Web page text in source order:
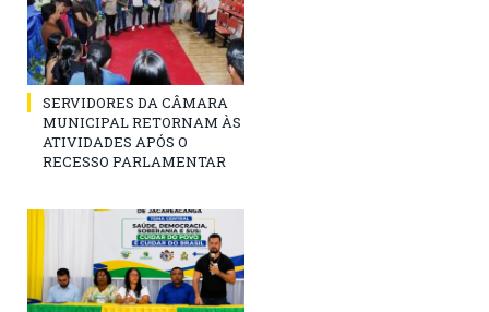
SERVIDORES DA CÂMARA
MUNICIPAL RETORNAM ÀS
ATIVIDADES APÓS O
RECESSO PARLAMENTAR